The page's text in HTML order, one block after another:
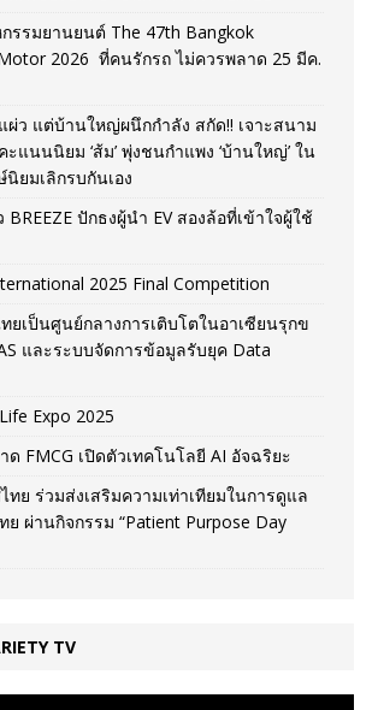
รรมยานยนต์ The 47th Bangkok
2026 ที่คนรักรถ ไม่ควรพลาด 25 มีค.
ว แต่บ้านใหญ่ผนึกกำลัง สกัด!! เจาะสนาม
ะแนนนิยม ‘ส้ม’ พุ่งชนกำแพง ‘บ้านใหญ่’ ใน
ยมเลิกรบกันเอง
ปักธงผู้นำ EV สองล้อที่เข้าใจผู้ใช้
2025 Final Competition
ยเป็นศูนย์กลางการเติบโตในอาเซียนรุกข
และระบบจัดการข้อมูลรับยุค Data
Expo 2025
ด FMCG เปิดตัวเทคโนโลยี AI อัจฉริยะ
ทย ร่วมส่งเสริมความเท่าเทียมในการดูแล
ผ่านกิจกรรม “Patient Purpose Day
TV